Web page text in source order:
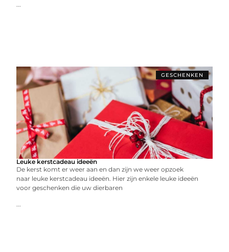
...
GESCHENKEN
Leuke kerstcadeau ideeën
De kerst komt er weer aan en dan zijn we weer opzoek
naar leuke kerstcadeau ideeën. Hier zijn enkele leuke ideeën
voor geschenken die uw dierbaren
...